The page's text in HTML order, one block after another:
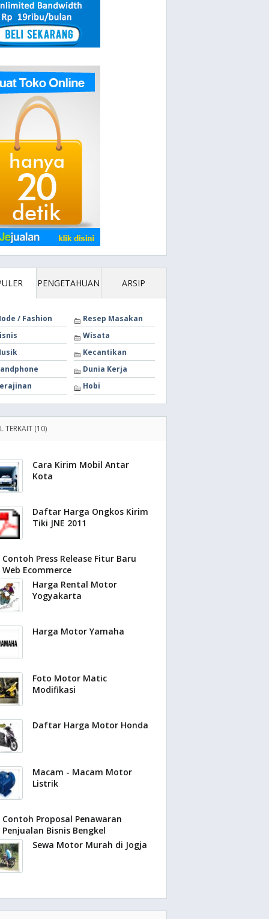
PENGETAHUAN ARSIP
/ Fashion
Resep Masakan
Wisata
Kecantikan
Dunia Kerja
Hobi
TERKAIT (10)
Cara Kirim Mobil Antar
Kota
Daftar Harga Ongkos Kirim
Tiki JNE 2011
Contoh Press Release Fitur Baru
Web Ecommerce
Harga Rental Motor
Yogyakarta
Harga Motor Yamaha
Foto Motor Matic
Modifikasi
Daftar Harga Motor Honda
Macam - Macam Motor
Listrik
Contoh Proposal Penawaran
Penjualan Bisnis Bengkel
Sewa Motor Murah di Jogja